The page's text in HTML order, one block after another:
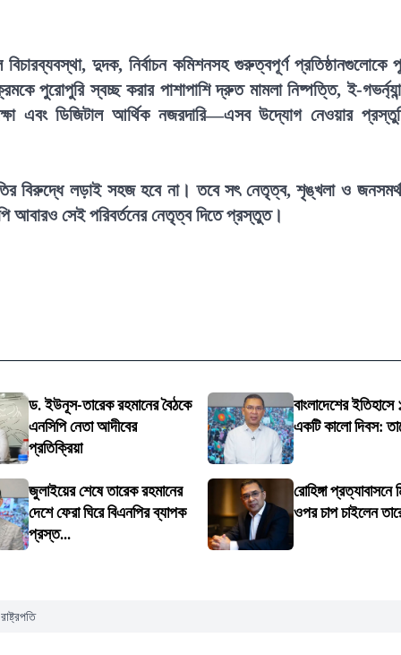
দুদক, নির্বাচন কমিশনসহ গুরুত্বপূর্ণ প্রতিষ্ঠানগুলোকে
পুরোপুরি স্বচ্ছ করার পাশাপাশি দ্রুত মামলা নিষ্পত্তি, ই-
এবং ডিজিটাল আর্থিক নজরদারি—এসব উদ্যোগ নেওয়ার
বিরুদ্ধে লড়াই সহজ হবে না। তবে সৎ নেতৃত্ব, শৃঙ্খলা ও
আবারও সেই পরিবর্তনের নেতৃত্ব দিতে প্রস্তুত।
ড. ইউনূস-তারেক রহমানের বৈঠকে
এনসিপি নেতা আদীবের
প্রতিক্রিয়া
বাংলাদেশের
একটি কালো দিবস:
জুলাইয়ের শেষে তারেক রহমানের
দেশে ফেরা ঘিরে বিএনপির ব্যাপক
প্রস্ত...
রোহিঙ্গা প্রত্যাবাসনে
ওপর চাপ চাইলেন